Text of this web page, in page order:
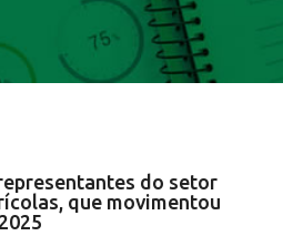
do setor
que movimentou